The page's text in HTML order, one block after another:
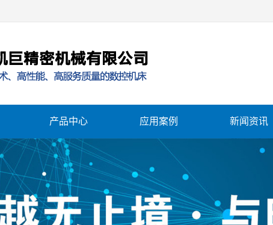
产品中心
车床
立式加工中心
卧式加工中心
应用案例
应用案例
新闻资讯
公司新闻